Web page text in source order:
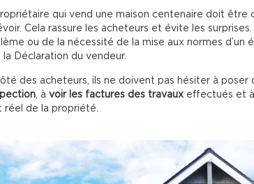
qui vend une maison centenaire doit
Cela rassure les acheteurs et évite les
ou de la nécessité de la mise aux normes d’un
la Déclaration du vendeur.
des acheteurs, ils ne doivent pas hésiter à poser
, à voir les factures des travaux effectués et à
réel de la propriété.